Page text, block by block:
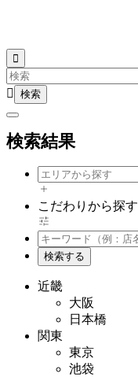


検索結果
こだわりから探す
検索する
近畿
大阪
日本橋
関東
東京
池袋